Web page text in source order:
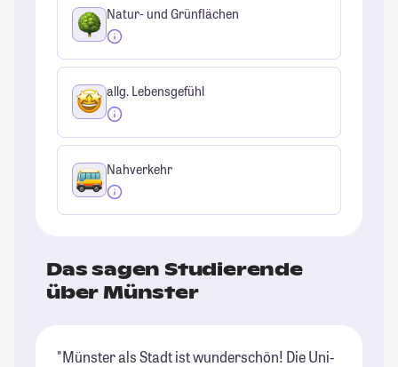
Natur- und Grünflächen
allg. Lebensgefühl
Nahverkehr
Das sagen Studierende
über Münster
"Münster als Stadt ist wunderschön! Die Uni-